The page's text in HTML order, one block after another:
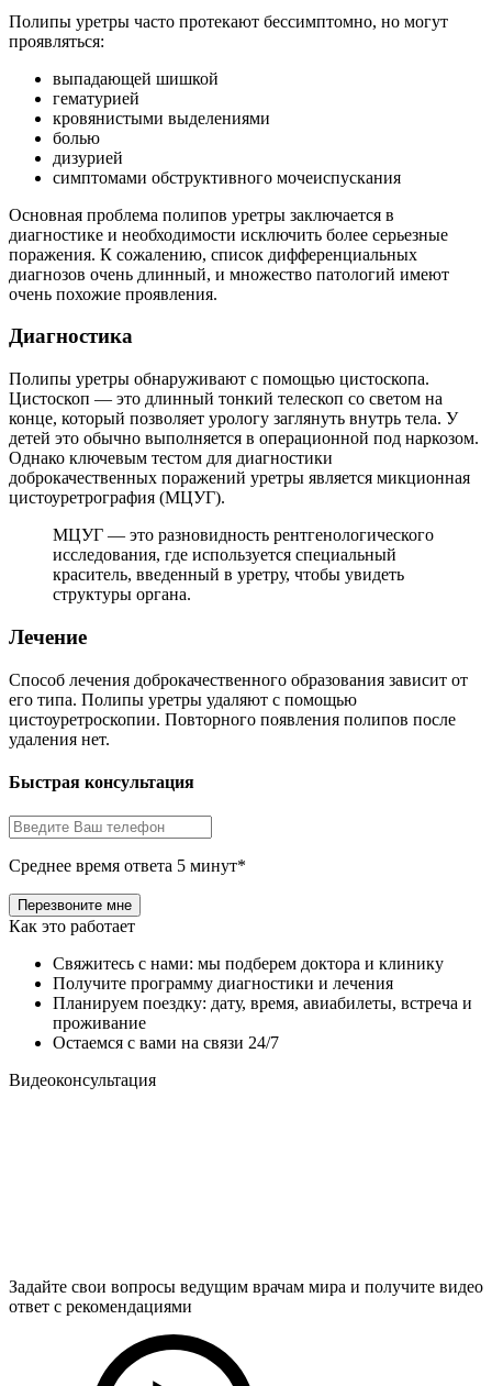
Полипы уретры часто протекают бессимптомно, но могут
проявляться:
выпадающей шишкой
гематурией
кровянистыми выделениями
болью
дизурией
симптомами обструктивного мочеиспускания
Основная проблема полипов уретры заключается в
диагностике и необходимости исключить более серьезные
поражения. К сожалению, список дифференциальных
диагнозов очень длинный, и множество патологий имеют
очень похожие проявления.
Диагностика
Полипы уретры обнаруживают с помощью цистоскопа.
Цистоскоп — это длинный тонкий телескоп со светом на
конце, который позволяет урологу заглянуть внутрь тела. У
детей это обычно выполняется в операционной под наркозом.
Однако ключевым тестом для диагностики
доброкачественных поражений уретры является микционная
цистоуретрография (МЦУГ).
МЦУГ — это разновидность рентгенологического
исследования, где используется специальный
краситель, введенный в уретру, чтобы увидеть
структуры органа.
Лечение
Способ лечения доброкачественного образования зависит от
его типа. Полипы уретры удаляют с помощью
цистоуретроскопии. Повторного появления полипов после
удаления нет.
Быстрая консультация
Среднее время ответа 5 минут*
Как это работает
Свяжитесь с нами: мы подберем доктора и клинику
Получите программу диагностики и лечения
Планируем поездку: дату, время, авиабилеты, встреча и
проживание
Остаемся с вами на связи 24/7
Видеоконсультация
Задайте свои вопросы ведущим врачам мира и получите видео
ответ с рекомендациями